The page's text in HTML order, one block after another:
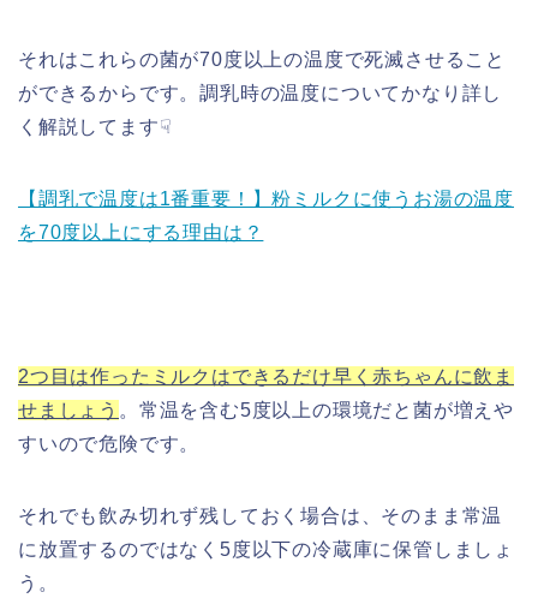
それはこれらの菌が70度以上の温度で死滅させること
ができるからです。調乳時の温度についてかなり詳し
く解説してます☟
【調乳で温度は1番重要！】粉ミルクに使うお湯の温度
を70度以上にする理由は？
2つ目は作ったミルクはできるだけ早く赤ちゃんに飲ま
せましょう 。常温を含む5度以上の環境だと菌が増えや
すいので危険です。
それでも飲み切れず残しておく場合は、そのまま常温
に放置するのではなく5度以下の冷蔵庫に保管しましょ
う。